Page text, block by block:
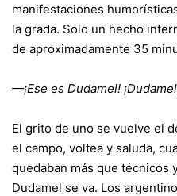
manifestaciones
la grada. Solo un hecho
de aproximadamente 35
—¡Ese es Dudamel!
El grito de uno se vuelve el
el campo, voltea y saluda,
quedaban más que técnicos
Dudamel se va. Los